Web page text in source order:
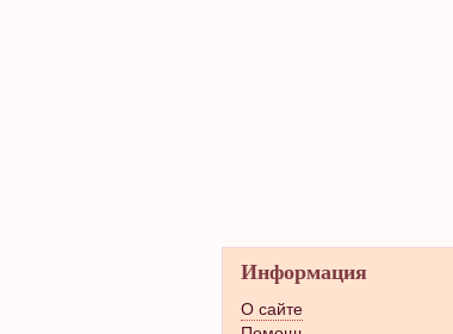
Информация
О сайте